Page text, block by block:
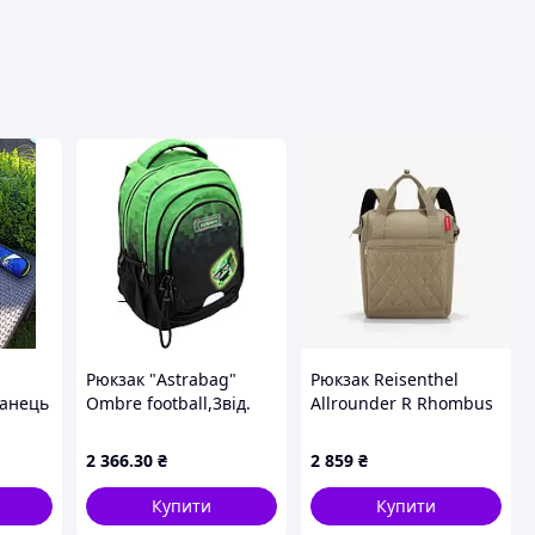
Рюкзак "Astrabag"
Ombre football,3від.
№AB330/502026052
2 366.30 ₴
Купити
Рюкзак Reisenthel
Allrounder R Rhombus
2 859 ₴
Купити